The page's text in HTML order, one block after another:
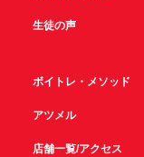
生徒の声
ボイトレ・メソッド
アツメル
店舗一覧/アクセス